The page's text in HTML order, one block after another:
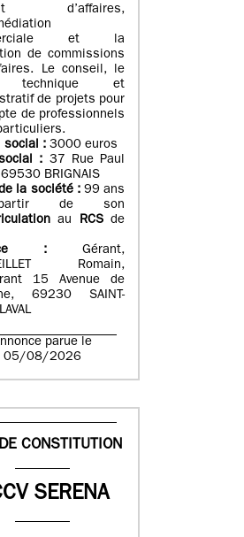
d’affaires,
et la
de commissions
Le conseil, le
technique et
de projets pour
de professionnels
social : 3000 euros
: 37 Rue Paul
69530 BRIGNAIS
la société : 99 ans
de son
au RCSde
:
Gérant,
Romain,
15 Avenue de
69230 SAINT-
parue le
05/08/2026
CONSTITUTION
SERENA